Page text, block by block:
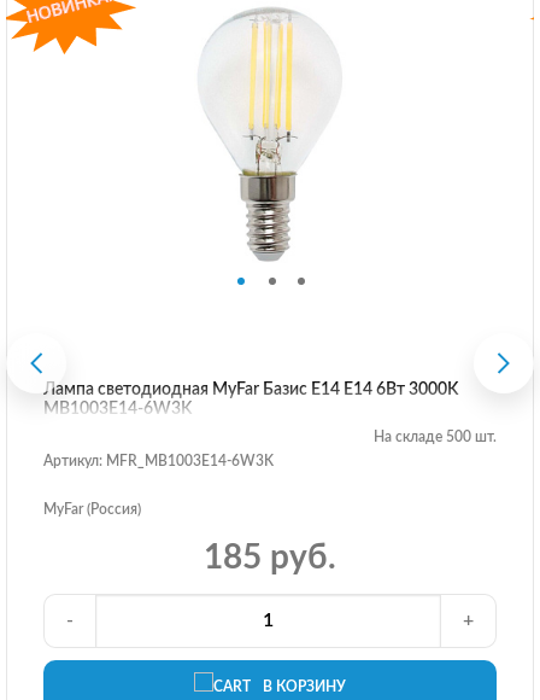
Лампа светодиодная MyFar Базис E14 E14 6Вт 3000K
MB1003E14-6W3K
На складе 500 шт.
Артикул: MFR_MB1003E14-6W3K
MyFar (Россия)
185 руб.
В КОРЗИНУ
- +